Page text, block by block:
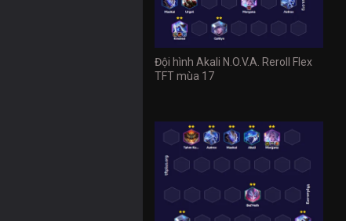
Đội hình Akali N.O.V.A. Reroll Flex
TFT mùa 17